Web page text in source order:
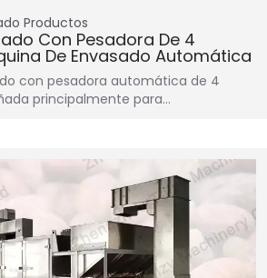
Productos
Con Pesadora De 4
De Envasado Automática
con pesadora automática de 4
principalmente para…